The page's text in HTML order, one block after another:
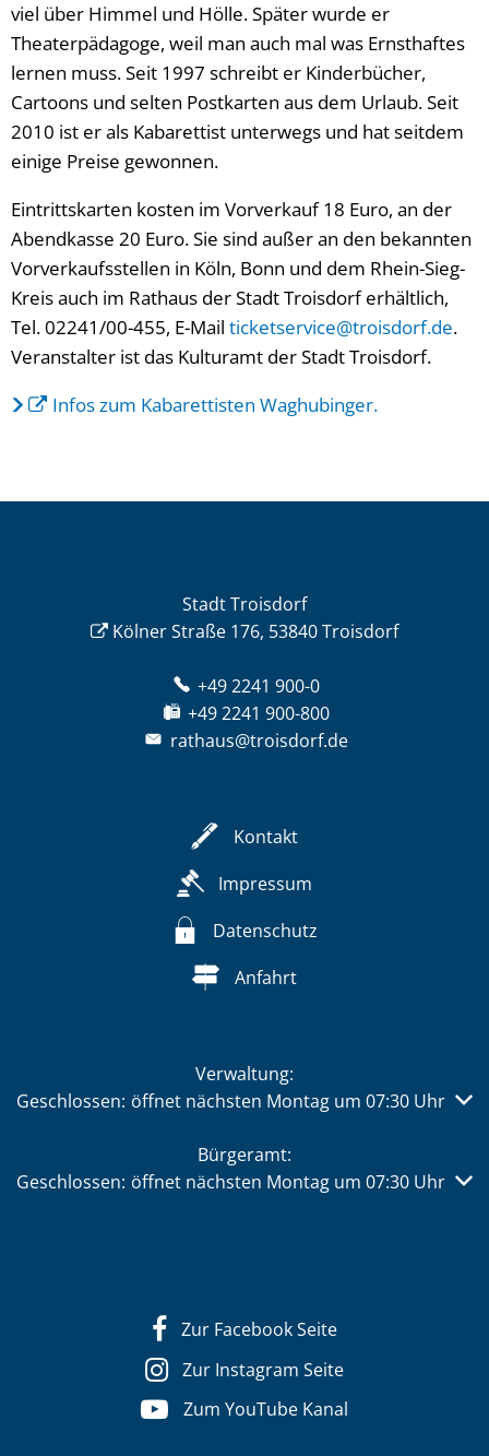
viel über Himmel und Hölle. Später wurde er
Theaterpädagoge, weil man auch mal was Ernsthaftes
lernen muss. Seit 1997 schreibt er Kinderbücher,
Cartoons und selten Postkarten aus dem Urlaub. Seit
2010 ist er als Kabarettist unterwegs und hat seitdem
einige Preise gewonnen.
Eintrittskarten kosten im Vorverkauf 18 Euro, an der
Abendkasse 20 Euro. Sie sind außer an den bekannten
Vorverkaufsstellen in Köln, Bonn und dem Rhein-Sieg-
Kreis auch im Rathaus der Stadt Troisdorf erhältlich,
Tel. 02241/00-455, E-Mail ticketservice@troisdorf.de.
Veranstalter ist das Kulturamt der Stadt Troisdorf.
Infos zum Kabarettisten Waghubinger.
Stadt Troisdorf
Kölner Straße 176, 53840 Troisdorf
+49 2241 900-0
+49 2241 900-800
rathaus@troisdorf.de
Kontakt
Impressum
Datenschutz
Anfahrt
Verwaltung:
Klicken, um weitere Öffnungs- oder Schließzeiten
Geschlossen: öffnet nächsten Montag um 07:30 Uhr
Bürgeramt:
Klicken, um weitere Öffnungs- oder Schließzeiten
Geschlossen: öffnet nächsten Montag um 07:30 Uhr
Zur Facebook Seite
Zur Instagram Seite
Zum YouTube Kanal